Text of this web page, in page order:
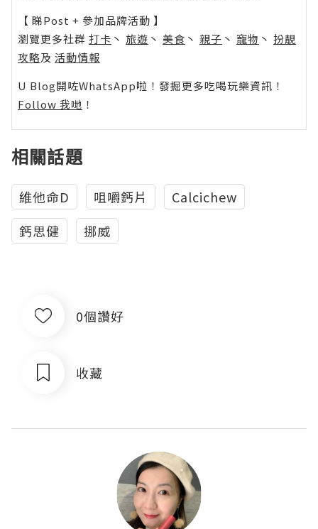
【 睇Post + 參加品牌活動 】
瀏覽更多社群 打卡 丶 旅遊 丶 美食 丶 親子 丶 寵物 丶 扮靚
攻略及 活動情報
U Blog開咗WhatsApp啦！發掘更多吃喝玩樂資訊！
Follow 我哋 ！
相關話題
維他命D 咀嚼鈣片
Calcichew
鈣思健
挪威
0個讚好
收藏